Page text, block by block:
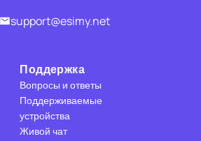
support@esimy.net
Поддержка
Вопросы и ответы
Поддерживаемые
устройства
Живой чат